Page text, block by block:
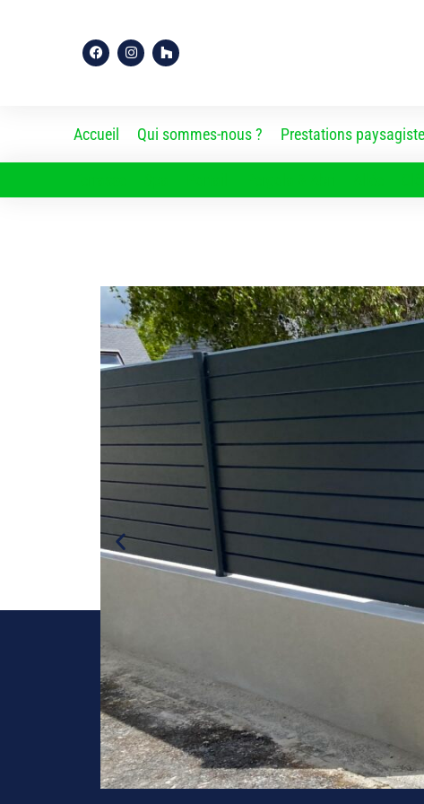
Accueil Qui sommes-nous ? Prestations